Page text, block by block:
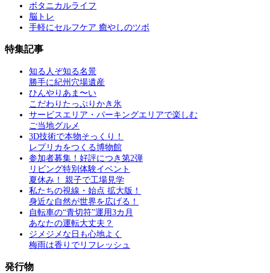
ボタニカルライフ
脳トレ
手軽にセルフケア 癒やしのツボ
特集記事
知る人ぞ知る名景
勝手に紀州穴場遺産
ひんやりあま〜い
こだわりたっぷりかき氷
サービスエリア・パーキングエリアで楽しむ
ご当地グルメ
3D技術で本物そっくり！
レプリカをつくる博物館
参加者募集！好評につき第2弾
リビング特別体験イベント
夏休み！ 親子で工場見学
私たちの視線・始点 拡大版！
身近な自然が世界を広げる！
自転車の“青切符”運用3カ月
あなたの運転大丈夫？
ジメジメな日も心地よく
梅雨は香りでリフレッシュ
発行物